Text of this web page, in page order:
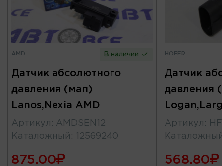
AMD В наличии
Датчик абсолютного
давления (мап)
Lanos,Nexia AMD
Артикул : AMDSEN12
Каталожный : 12569240
875.00
HOFER
Датчик
давления
Артикул :
568.80